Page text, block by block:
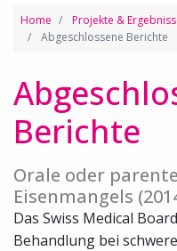
Home Projekte &
Abgeschlossene Berichte
Berichte
Orale oder
Eisenmangels
Das Swiss Medical
Behandlung bei